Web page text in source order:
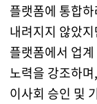
플랫폼에 통합
내려지지 않았
플랫폼에서 업
노력을 강조하
이사회 승인 및